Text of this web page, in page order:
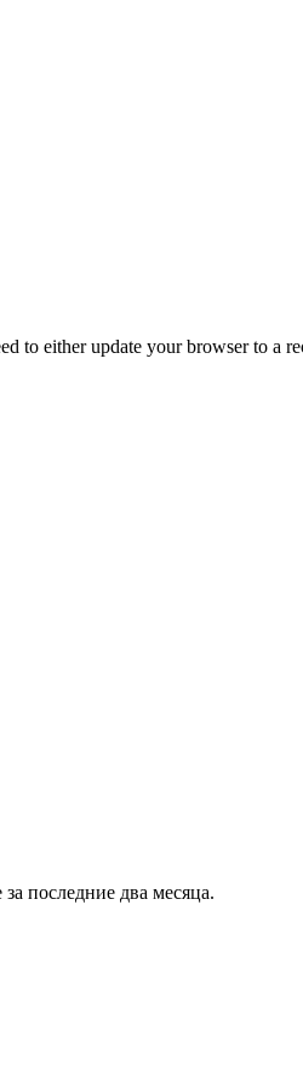
to either update your browser to a
последние два месяца.